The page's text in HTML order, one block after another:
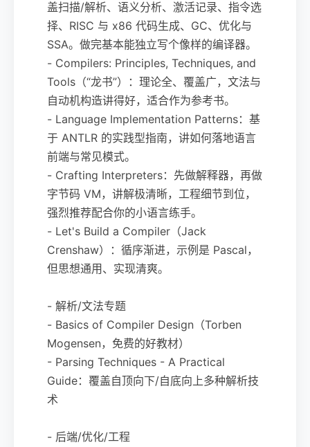
盖扫描/解析、语义分析、激活记录、指令选
择、RISC 与 x86 代码生成、GC、优化与
SSA。做完基本能独立写个像样的编译器。
- Compilers: Principles, Techniques, and
Tools（“龙书”）：理论全、覆盖广，文法与
自动机构造讲得好，适合作为参考书。
- Language Implementation Patterns：基
于 ANTLR 的实践型指南，讲如何落地语言
前端与常见模式。
- Crafting Interpreters：先做解释器，再做
字节码 VM，讲解极清晰，工程细节到位，
强烈推荐配合你的小语言练手。
- Let's Build a Compiler（Jack
Crenshaw）：循序渐进，示例是 Pascal，
但思想通用、实现清爽。
- 解析/文法专题
- Basics of Compiler Design（Torben
Mogensen，免费的好教材）
- Parsing Techniques - A Practical
Guide：覆盖自顶向下/自底向上多种解析技
术
- 后端/优化/工程